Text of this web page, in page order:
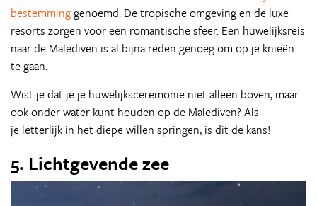
bestemminggenoemd. De tropische omgeving en de luxe
resorts zorgen voor een romantische sfeer. Een huwelijksreis
naar de Malediven is al bijna reden genoeg om op je knieën
te gaan.
Wist je dat je je huwelijksceremonie niet alleen boven, maar
ook onder water kunt houden op de Malediven? Als
je letterlijk in het diepe willen springen, is dit de kans!
5. Lichtgevende zee